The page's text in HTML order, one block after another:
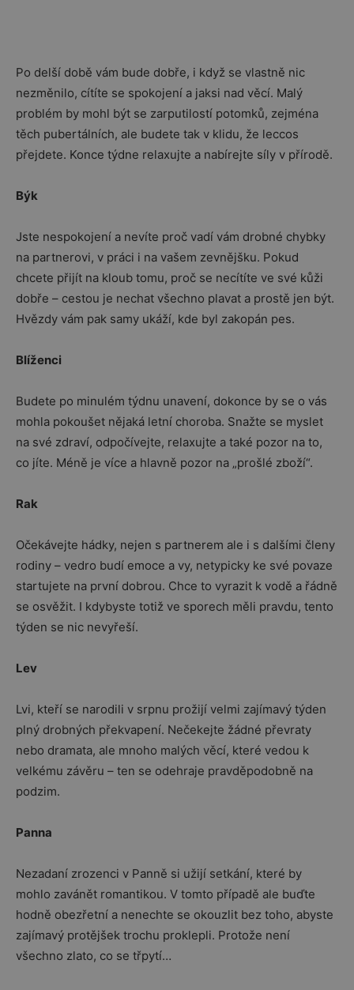
Po delší době vám bude dobře, i když se vlastně nic
nezměnilo, cítíte se spokojení a jaksi nad věcí. Malý
problém by mohl být se zarputilostí potomků, zejména
těch pubertálních, ale budete tak v klidu, že leccos
přejdete. Konce týdne relaxujte a nabírejte síly v přírodě.
Býk
Jste nespokojení a nevíte proč vadí vám drobné chybky
na partnerovi, v práci i na vašem zevnějšku. Pokud
chcete přijít na kloub tomu, proč se necítíte ve své kůži
dobře – cestou je nechat všechno plavat a prostě jen být.
Hvězdy vám pak samy ukáží, kde byl zakopán pes.
Blíženci
Budete po minulém týdnu unavení, dokonce by se o vás
mohla pokoušet nějaká letní choroba. Snažte se myslet
na své zdraví, odpočívejte, relaxujte a také pozor na to,
co jíte. Méně je více a hlavně pozor na „prošlé zboží“.
Rak
Očekávejte hádky, nejen s partnerem ale i s dalšími členy
rodiny – vedro budí emoce a vy, netypicky ke své povaze
startujete na první dobrou. Chce to vyrazit k vodě a řádně
se osvěžit. I kdybyste totiž ve sporech měli pravdu, tento
týden se nic nevyřeší.
Lev
Lvi, kteří se narodili v srpnu prožijí velmi zajímavý týden
plný drobných překvapení. Nečekejte žádné převraty
nebo dramata, ale mnoho malých věcí, které vedou k
velkému závěru – ten se odehraje pravděpodobně na
podzim.
Panna
Nezadaní zrozenci v Panně si užijí setkání, které by
mohlo zavánět romantikou. V tomto případě ale buďte
hodně obezřetní a nenechte se okouzlit bez toho, abyste
zajímavý protějšek trochu proklepli. Protože není
všechno zlato, co se třpytí…